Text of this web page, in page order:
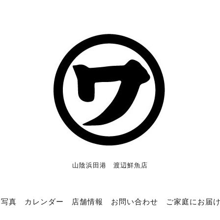
山陰浜田港 渡辺鮮魚店
写真 カレンダー 店舗情報 お問い合わせ ご家庭にお届け